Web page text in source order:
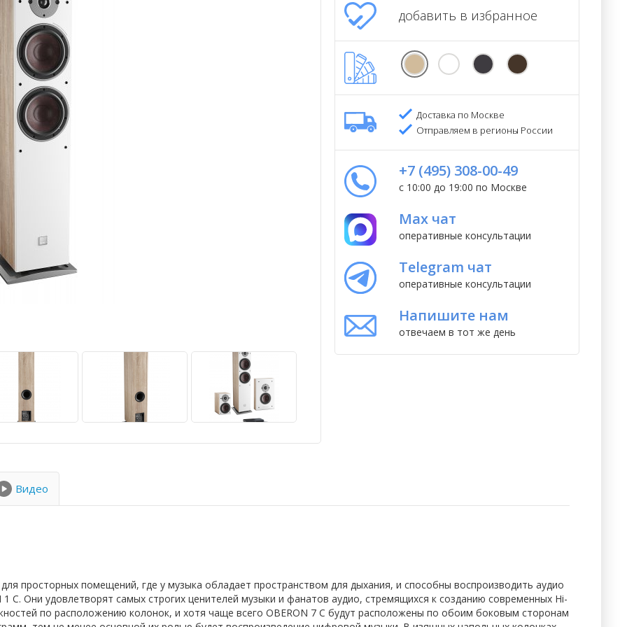
добавить в избранное
Доставка по Москве
Отправляем в регионы России
+7 (495) 308-00-49
с 10:00 до 19:00 по Москве
Max чат
оперативные консультации
Telegram чат
оперативные консультации
Напишите нам
отвечаем в тот же день
Видео
просторных помещений, где у музыка обладает пространством для дыхания, и способны воспроизводить аудио
C. Они удовлетворят самых строгих ценителей музыки и фанатов аудио, стремящихся к созданию современных Hi-
по расположению колонок, и хотя чаще всего OBERON 7 C будут расположены по обоим боковым сторонам